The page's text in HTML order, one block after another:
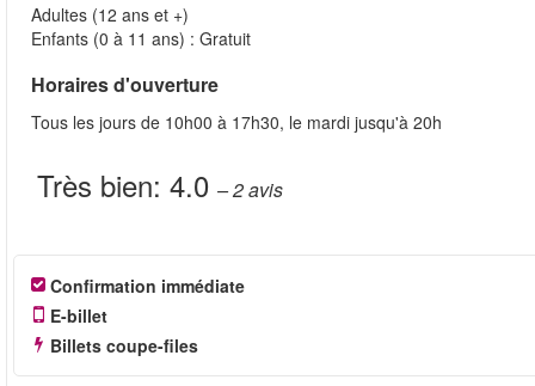
Adultes (12 ans et +)
Enfants (0 à 11 ans) : Gratuit
Horaires d'ouverture
Tous les jours de 10h00 à 17h30, le mardi jusqu'à 20h
Très bien: 4.0 – 2avis
Confirmation immédiate
E-billet
Billets coupe-files